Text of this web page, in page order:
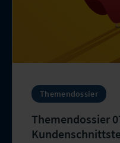
Themendossier
Themendossier